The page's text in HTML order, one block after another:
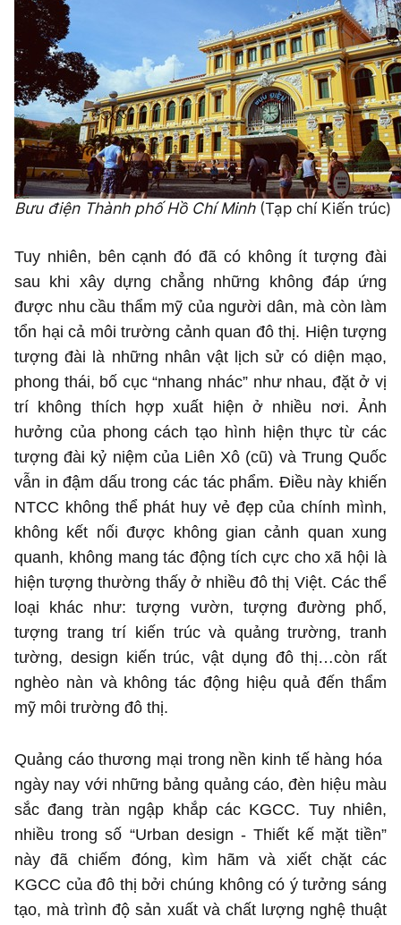
Bưu điện Thành phố Hồ Chí Minh(Tạp chí Kiến trúc)
Tuy nhiên, bên cạnh đó đã có không ít tượng đài
sau khi xây dựng chẳng những không đáp ứng
được nhu cầu thẩm mỹ của người dân, mà còn làm
tổn hại cả môi trường cảnh quan đô thị. Hiện tượng
tượng đài là những nhân vật lịch sử có diện mạo,
phong thái, bố cục “nhang nhác” như nhau, đặt ở vị
trí không thích hợp xuất hiện ở nhiều nơi. Ảnh
hưởng của phong cách tạo hình hiện thực từ các
tượng đài kỷ niệm của Liên Xô (cũ) và Trung Quốc
vẫn in đậm dấu trong các tác phẩm. Điều này khiến
NTCC không thể phát huy vẻ đẹp của chính mình,
không kết nối được không gian cảnh quan xung
quanh, không mang tác động tích cực cho xã hội là
hiện tượng thường thấy ở nhiều đô thị Việt. Các thể
loại khác như: tượng vườn, tượng đường phố,
tượng trang trí kiến trúc và quảng trường, tranh
tường, design kiến trúc, vật dụng đô thị…còn rất
nghèo nàn và không tác động hiệu quả đến thẩm
mỹ môi trường đô thị.
Quảng cáo thương mại trong nền kinh tế hàng hóa
ngày nay với những bảng quảng cáo, đèn hiệu màu
sắc đang tràn ngập khắp các KGCC. Tuy nhiên,
nhiều trong số “Urban design - Thiết kế mặt tiền”
này đã chiếm đóng, kìm hãm và xiết chặt các
KGCC của đô thị bởi chúng không có ý tưởng sáng
tạo, mà trình độ sản xuất và chất lượng nghệ thuật